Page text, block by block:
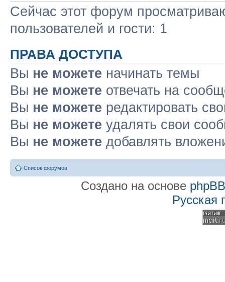
Сейчас этот форум
пользователей и гости: 1
ПРАВА ДОСТУПА
Вы не можете начинать темы
Вы не можете отвечать на
Вы не можете редактировать
Вы не можете удалять свои
Вы не можете добавлять
Список форумов
Создано на основе phpBB
Русская